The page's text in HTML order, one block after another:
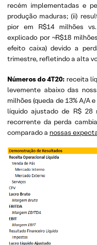
recém implementadas e
produção maduras; (ii)
pior em R$14 milhões
explicado por ~R$18
efeito caixa) devido a
trimestre, refletindo a alta
Números do 4T20: receita
levemente abaixo das
milhões (queda de 13% A/A
líquido ajustado de R$ 28
recorrente da perda
comparado a nossas